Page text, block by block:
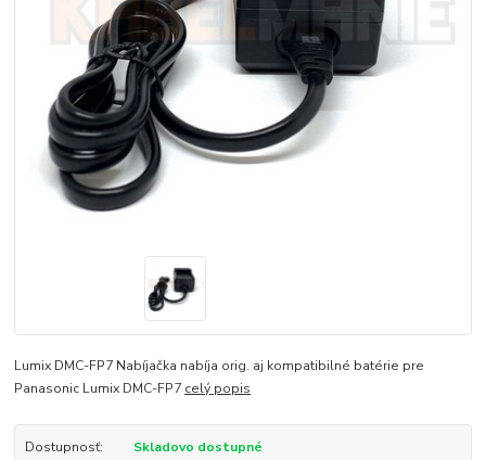
Lumix DMC-FP7 Nabíjačka nabíja orig. aj kompatibilné batérie pre
Panasonic Lumix DMC-FP7 celý popis
Dostupnosť: Skladovo dostupné